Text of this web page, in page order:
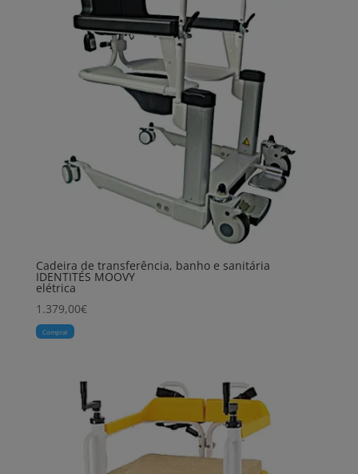
Cadeira de transferência, banho e sanitária
IDENTITÉS MOOVY
elétrica
1.379,00€
Comprar